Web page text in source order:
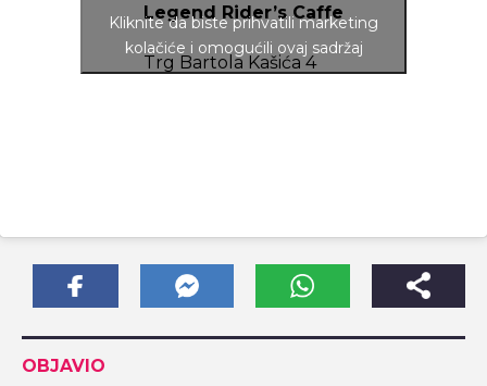
Legend Rider’s Caffe
Trg Bartola Kašića 4
Kliknite da biste prihvatili marketing
kolačiće i omogućili ovaj sadržaj
OBJAVIO